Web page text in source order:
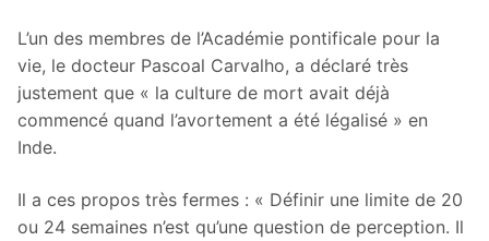
L’un des membres de l’Académie pontificale pour la
vie, le docteur Pascoal Carvalho, a déclaré très
justement que « la culture de mort avait déjà
commencé quand l’avortement a été légalisé » en
Inde.
Il a ces propos très fermes : « Définir une limite de 20
ou 24 semaines n’est qu’une question de perception. Il